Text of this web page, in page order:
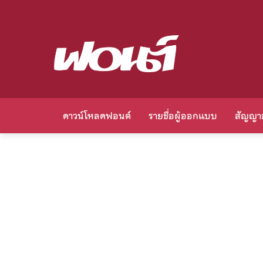
ดาวน์โหลดฟอนต์ รายชื่อผู้ออกแบบ สัญญ